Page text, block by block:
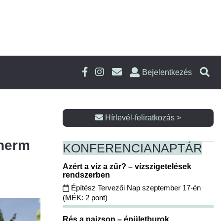
Bejelentkezés
Hírlevél-feliratkozás >
KONFERENCIANAPTÁR
Azért a víz a zűr? – vízszigetelések
rendszerben
Építész Tervezői Nap szeptember 17-én
(MÉK: 2 pont)
Rés a pajzson – épületburok